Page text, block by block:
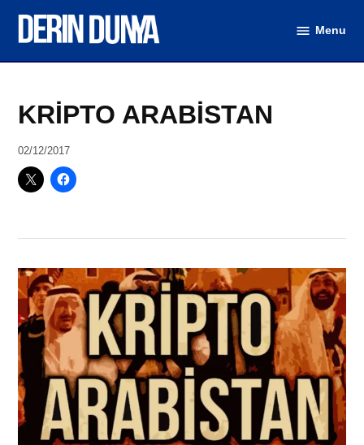
Menu
Posted
in
Dünya
(Video)
KRİPTO ARABİSTAN
by
DerinDunya
02/12/2017